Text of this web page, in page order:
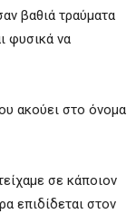
βαθιά τραύματα
φυσικά να
ακούει στο όνομα
σε κάποιον
επιδίδεται στον